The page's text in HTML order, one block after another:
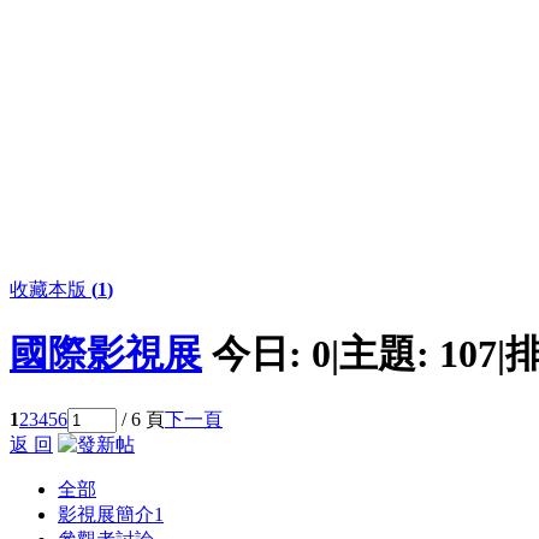
收藏本版 (1)
國際影視展 今日: 0|主題: 107|
123456 / 6 頁下一頁
返 回
全部
影視展簡介1